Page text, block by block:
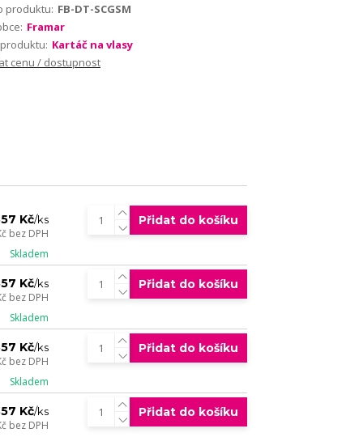
produktu: FB-DT-SCGSM
Framar
Kartáč na vlasy
cenu / dostupnost
Kč/ks
bez DPH
Skladem
Přidat do košíku
Kč/ks
bez DPH
Skladem
Přidat do košíku
Kč/ks
bez DPH
Skladem
Přidat do košíku
Kč/ks
bez DPH
Přidat do košíku